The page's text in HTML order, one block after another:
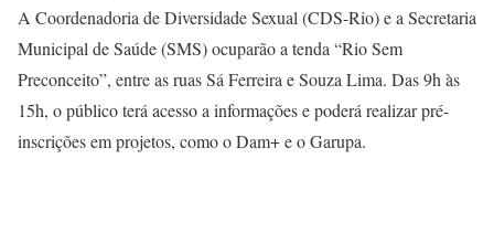
A Coordenadoria de Diversidade Sexual (CDS-Rio) e a Secretaria
Municipal de Saúde (SMS) ocuparão a tenda “Rio Sem
Preconceito”, entre as ruas Sá Ferreira e Souza Lima. Das 9h às
15h, o público terá acesso a informações e poderá realizar pré-
inscrições em projetos, como o Dam+ e o Garupa.